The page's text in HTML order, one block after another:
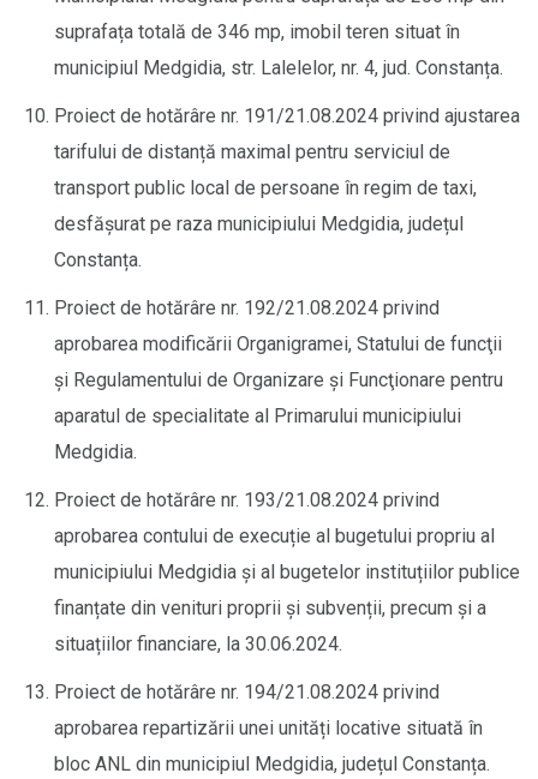
suprafața totală de 346 mp, imobil teren situat în
municipiul Medgidia, str. Lalelelor, nr. 4, jud. Constanța.
Proiect de hotărâre nr. 191/21.08.2024 privind ajustarea
tarifului de distanță maximal pentru serviciul de
transport public local de persoane în regim de taxi,
desfășurat pe raza municipiului Medgidia, județul
Constanța.
Proiect de hotărâre nr. 192/21.08.2024 privind
aprobarea modificării Organigramei, Statului de funcţii
și Regulamentului de Organizare şi Funcţionare pentru
aparatul de specialitate al Primarului municipiului
Medgidia.
Proiect de hotărâre nr. 193/21.08.2024 privind
aprobarea contului de execuție al bugetului propriu al
municipiului Medgidia și al bugetelor instituțiilor publice
finanțate din venituri proprii și subvenții, precum și a
situațiilor financiare, la 30.06.2024.
Proiect de hotărâre nr. 194/21.08.2024 privind
aprobarea repartizării unei unități locative situată în
bloc ANL din municipiul Medgidia, județul Constanța.